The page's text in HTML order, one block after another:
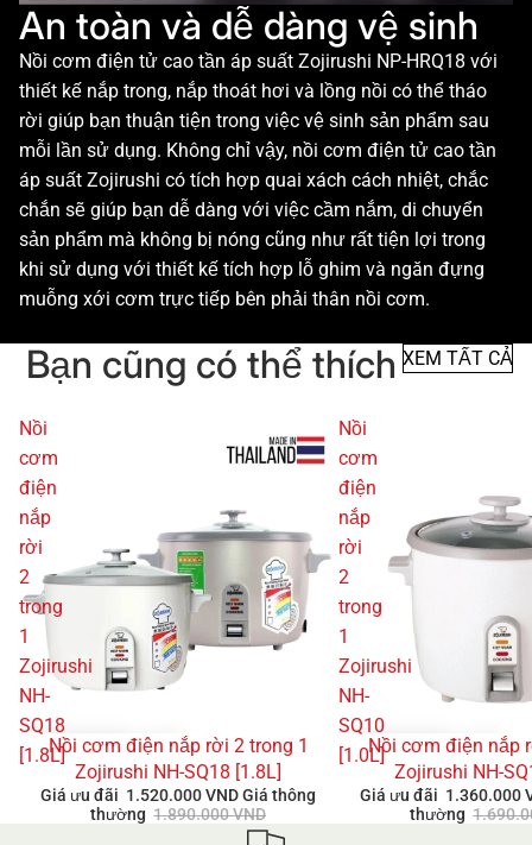
An toàn và dễ dàng vệ sinh
Nồi cơm điện tử cao tần áp suất Zojirushi NP-HRQ18 với
thiết kế nắp trong, nắp thoát hơi và lồng nồi có thể tháo
rời giúp bạn thuận tiện trong việc vệ sinh sản phẩm sau
mỗi lần sử dụng. Không chỉ vậy, nồi cơm điện tử cao tần
áp suất Zojirushi có tích hợp quai xách cách nhiệt, chắc
chắn sẽ giúp bạn dễ dàng với việc cầm nắm, di chuyển
sản phẩm mà không bị nóng cũng như rất tiện lợi trong
khi sử dụng với thiết kế tích hợp lỗ ghim và ngăn đựng
muỗng xới cơm trực tiếp bên phải thân nồi cơm.
Bạn cũng có thể thích XEM TẤT CẢ
Nồi
cơm
điện
nắp
rời
2
trong
1
Zojirushi
NH-
SQ18
[1.8L]
GIẢM GIÁ
Nồi cơm điện nắp rời 2 trong 1
Zojirushi NH-SQ18 [1.8L]
Giá ưu đãi 1.520.000 VND Giá thông
thường 1.890.000 VND
Nồi
cơm
điện
nắp
rời
2
trong
1
Zojirushi
NH-
SQ10
[1.0L]
GIẢM GIÁ
Nồi cơm điện nắp
Zojirushi NH-
Giá ưu đãi 1.360.000
thường